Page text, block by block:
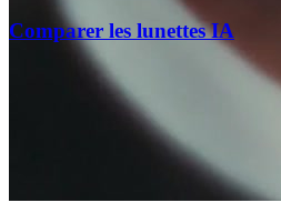
Comparer les lunettes IA